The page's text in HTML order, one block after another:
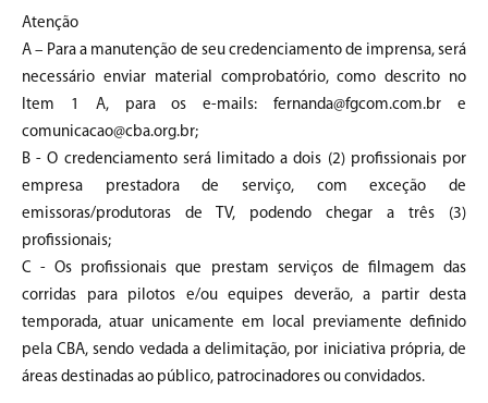
Atenção
A – Para a manutenção de seu credenciamento de imprensa, será
necessário enviar material comprobatório, como descrito no
Item 1 A, para os e-mails: fernanda@fgcom.com.br e
comunicacao@cba.org.br;
B - O credenciamento será limitado a dois (2) profissionais por
empresa prestadora de serviço, com exceção de
emissoras/produtoras de TV, podendo chegar a três (3)
profissionais;
C - Os profissionais que prestam serviços de filmagem das
corridas para pilotos e/ou equipes deverão, a partir desta
temporada, atuar unicamente em local previamente definido
pela CBA, sendo vedada a delimitação, por iniciativa própria, de
áreas destinadas ao público, patrocinadores ou convidados.